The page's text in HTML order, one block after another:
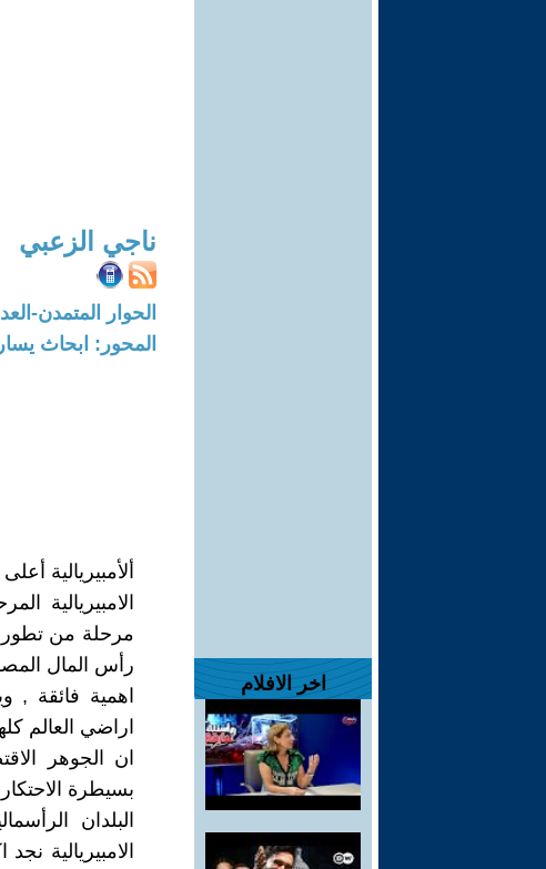
اخر الافلام
ناجي الزعبي
الحوار المتمدن-العدد: 3704 - 2012 / 4 / 21 -
المحور: ابحاث
ألأمبيريالية
الامبيريالية
مرحلة من
رأس المال
اهمية فائقة ,
اراضي العالم
ان الجوهر
بسيطرة
البلدان
الامبيريالية